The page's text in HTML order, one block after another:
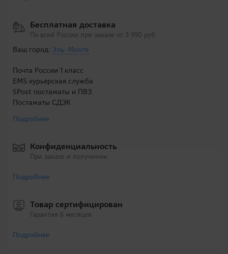
Бесплатная доставка
По всей России при заказе от 3 990 руб.
Ваш город: Эль-Монте
Почта России 1 класс
EMS курьерская служба
5Post постаматы и ПВЗ
Постаматы СДЭК
Подробнее
Конфиденциальность
При заказе и получении
Подробнее
Товар сертифицирован
Гарантия 6 месяцев
Подробнее